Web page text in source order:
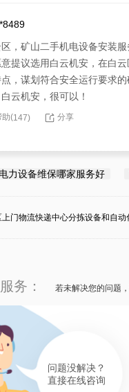
，矿山二手机电设备安装
提议选用白云机安，在白
，谋划符合安全运行要求
云机安，很可以！
助(147) 分享
电力设备维保哪家服务好
上门物流快递中心分拣设备和自动
务： 若未解决您的问题
问题没解决？
直接在线咨询